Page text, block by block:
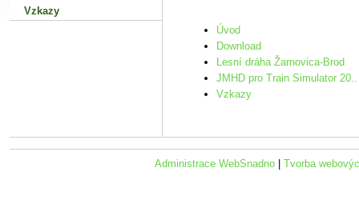
Úvod
Download
Lesní dráha Žarnovica-Brod
JMHD pro Train Simulator 20..
Vzkazy
Vzkazy
Administrace WebSnadno Tvorba